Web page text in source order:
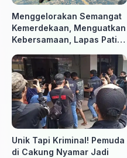
Menggelorakan Semangat
Kemerdekaan, Menguatkan
Kebersamaan, Lapas Pati
ke-81 RI, Warga Binaan
Antusias Ikuti Berbagai
Perlombaan
Unik Tapi Kriminal! Pemuda
di Cakung Nyamar Jadi